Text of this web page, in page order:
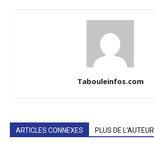
Tabouleinfos.com
ARTICLES CONNEXES PLUS DE L'AUTEUR